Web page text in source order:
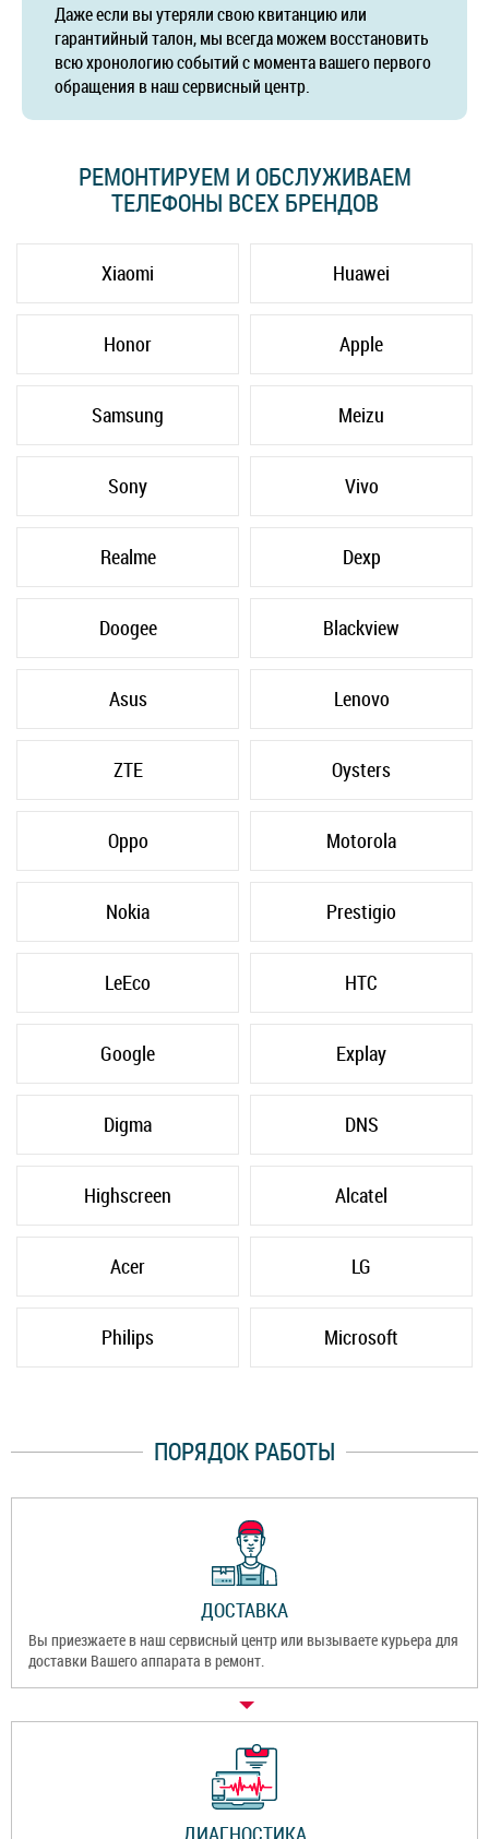
Даже если вы утеряли свою квитанцию или
гарантийный талон, мы всегда можем восстановить
всю хронологию событий с момента вашего первого
обращения в наш сервисный центр.
РЕМОНТИРУЕМ И ОБСЛУЖИВАЕМ
ТЕЛЕФОНЫ ВСЕХ БРЕНДОВ
Xiaomi Huawei
Honor Apple
Samsung Meizu
Sony Vivo
Realme Dexp
Doogee Blackview
Asus Lenovo
ZTE Oysters
Oppo Motorola
Nokia Prestigio
LeEco HTC
Google Explay
Digma DNS
Highscreen Alcatel
Acer LG
Philips Microsoft
ПОРЯДОК РАБОТЫ
ДОСТАВКА
Вы приезжаете в наш сервисный центр или вызываете курьера для
доставки Вашего аппарата в ремонт.
ДИАГНОСТИКА